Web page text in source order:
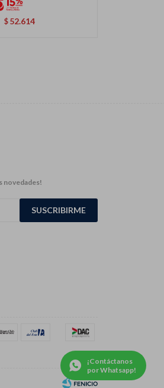
$ 52.614
novedades!
SUSCRIBIRME
¡Contáctanos
por Whatsapp!